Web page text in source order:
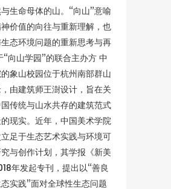
生命母体的山。“向山”意喻
价值的向往与重新理解，也
态环境问题的重新思考与再
“向山学园”的联合主办方 中
象山校园位于杭州南部群山
由建筑师王澍设计，旨在关
传统与山水共存的建筑范式
现实。近年，中国美术学院
足于生态艺术实践与环境可
与创作计划，其学报《新美
年发起专刊，提出以“善良
实践”面对全球性生态问题